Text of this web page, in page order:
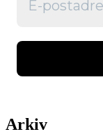
Arkiv